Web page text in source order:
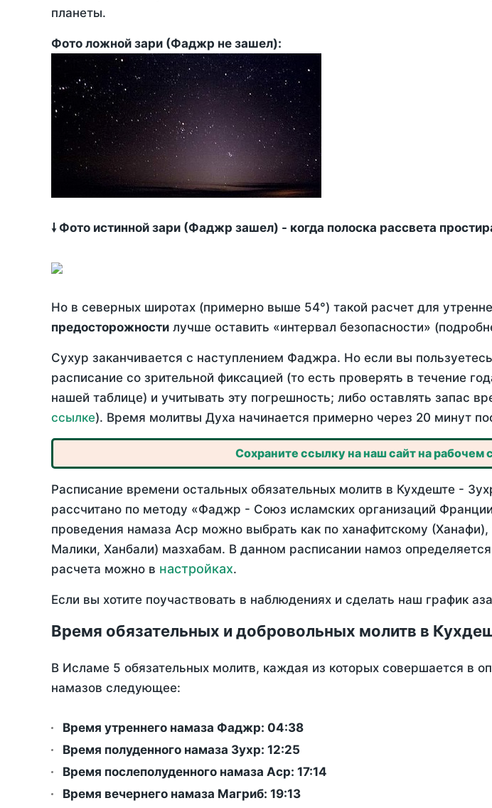
планеты.
Фото ложной зари (Фаджр не зашел):
🠗 Фото истинной зари (Фаджр зашел) - когда полоска рассвета
Но в северных широтах (примерно выше 54°) такой расчет для
предосторожности лучше оставить «интервал безопасности»
Сухур заканчивается с наступлением Фаджра. Но если вы
расписание со зрительной фиксацией (то есть проверять в течение
нашей таблице) и учитывать эту погрешность; либо оставлять запас
ссылке). Время молитвы Духа начинается примерно через 20 минут
Сохраните ссылку на наш сайт на рабочем
Расписание времени остальных обязательных молитв в Кухдеште -
рассчитано по методу «Фаджр - Союз исламских организаций
проведения намаза Аср можно выбрать как по ханафитскому
Малики, Ханбали) мазхабам. В данном расписании намоз
расчета можно в настройках.
Если вы хотите поучаствовать в наблюдениях и сделать наш график
Время обязательных и добровольных молитв в
В Исламе 5 обязательных молитв, каждая из которых совершается в
намазов следующее:
Время утреннего намаза Фаджр: 04:38
Время полуденного намаза Зухр: 12:25
Время послеполуденного намаза Аср: 17:14
Время вечернего намаза Магриб: 19:13